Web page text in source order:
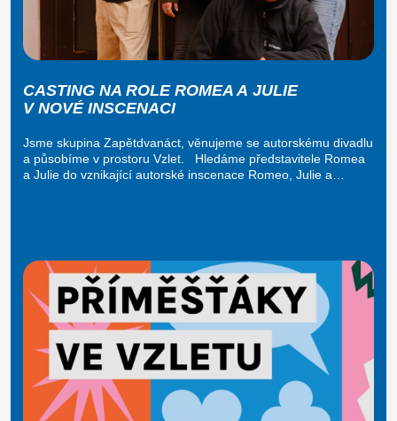
CASTING NA ROLE ROMEA A JULIE
V NOVÉ INSCENACI
Jsme skupina Zapětdvanáct, věnujeme se autorskému divadlu
a působíme v prostoru Vzlet. Hledáme představitele Romea
a Julie do vznikající autorské inscenace Romeo, Julie a…